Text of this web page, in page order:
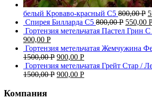
белый Кроваво-красный С5 800,00Р
Спирея Билларда С5 800,00Р 550,00
Гортензия метельчатая Пастел Грин
900,00 Р
Гортензия метельчатая Жемчужина
1500,00Р 900,00 Р
Гортензия метельчатая Грейт Стар /
1500,00Р 900,00 Р
Компания